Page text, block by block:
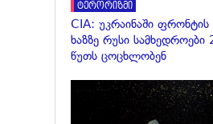
ტერორიზმი
CIA: უკრაინაში ფრონტის
ხაზზე რუსი
წუთს ცოცხლობენ